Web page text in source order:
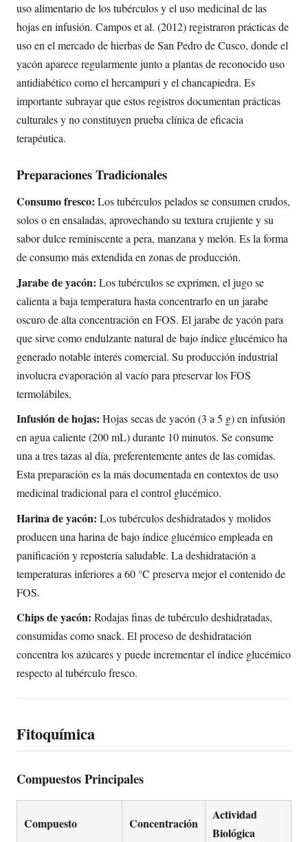
uso alimentario de los tubérculos y el uso medicinal de las
hojas en infusión. Campos et al. (2012) registraron prácticas de
uso en el mercado de hierbas de San Pedro de Cusco, donde el
yacón aparece regularmente junto a plantas de reconocido uso
antidiabético como el hercampuri y el chancapiedra. Es
importante subrayar que estos registros documentan prácticas
culturales y no constituyen prueba clínica de eficacia
terapéutica.
Preparaciones Tradicionales
Consumo fresco: Los tubérculos pelados se consumen crudos,
solos o en ensaladas, aprovechando su textura crujiente y su
sabor dulce reminiscente a pera, manzana y melón. Es la forma
de consumo más extendida en zonas de producción.
Jarabe de yacón: Los tubérculos se exprimen, el jugo se
calienta a baja temperatura hasta concentrarlo en un jarabe
oscuro de alta concentración en FOS. El jarabe de yacón para
que sirve como endulzante natural de bajo índice glucémico ha
generado notable interés comercial. Su producción industrial
involucra evaporación al vacío para preservar los FOS
termolábiles.
Infusión de hojas: Hojas secas de yacón (3 a 5 g) en infusión
en agua caliente (200 mL) durante 10 minutos. Se consume
una a tres tazas al día, preferentemente antes de las comidas.
Esta preparación es la más documentada en contextos de uso
medicinal tradicional para el control glucémico.
Harina de yacón: Los tubérculos deshidratados y molidos
producen una harina de bajo índice glucémico empleada en
panificación y repostería saludable. La deshidratación a
temperaturas inferiores a 60 °C preserva mejor el contenido de
FOS.
Chips de yacón: Rodajas finas de tubérculo deshidratadas,
consumidas como snack. El proceso de deshidratación
concentra los azúcares y puede incrementar el índice glucémico
respecto al tubérculo fresco.
Fitoquímica
Compuestos Principales
Compuesto Concentración
Actividad
Biológica